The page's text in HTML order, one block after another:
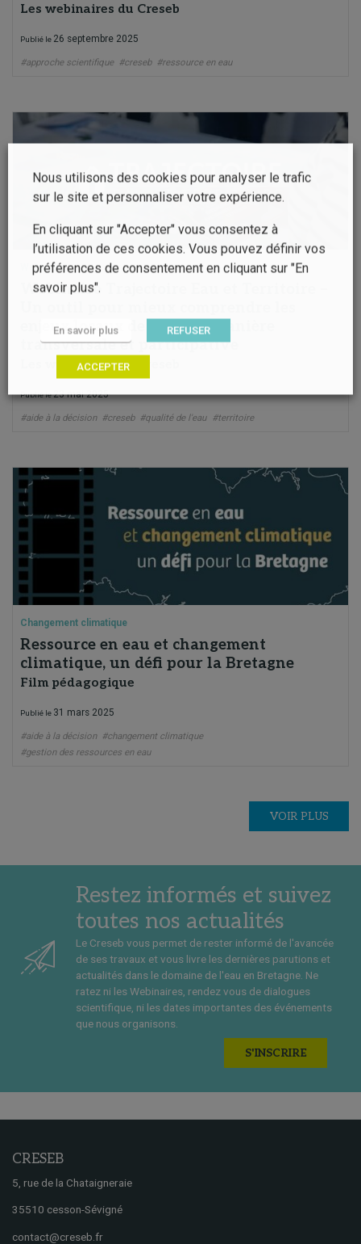
Les webinaires du Creseb
Publié le 26 septembre 2025
#approche scientifique #creseb #ressource en eau
Webinaire
Webinaire Trajectoire Eau et Territoire –
enjeux locaux de l’eau de manière
transversale et participative
Les webinaires du Creseb
Publié le23 mai 2025
#aide à la décision #creseb #qualité de l'eau #territoire
Changement climatique
Ressource en eau et changement
climatique, un défi pour la Bretagne
Film pédagogique
Publié le 31 mars 2025
#aide à la décision
#changement climatique
#gestion des ressources en eau
VOIR PLUS
Restez informés et suivez
toutes nos actualités
Le Creseb vous permet de rester informé de l'avancée
de ses travaux et vous livre les dernières parutions et
actualités dans le domaine de l'eau en Bretagne. Ne
ratez ni les Webinaires, rendez vous de dialogues
scientifique, ni les dates importantes des événements
que nous organisons.
S'INSCRIRE
CRESEB
5, rue de la Chataigneraie
35510 cesson-Sévigné
contact@creseb.fr
Nous utilisons des cookies pour analyser le trafic
sur le site et personnaliser votre expérience.
En cliquant sur "Accepter" vous consentez à
l’utilisation de ces cookies. Vous pouvez définir vos
préférences de consentement en cliquant sur "En
savoir plus".
En savoir plus REFUSER
ACCEPTER